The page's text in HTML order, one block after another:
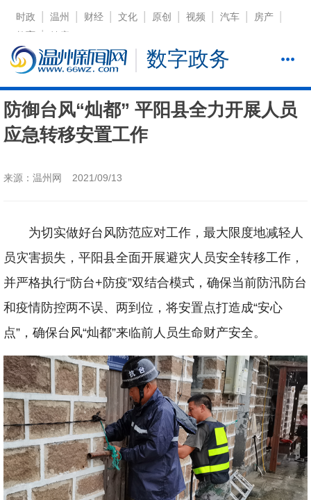
时政 温州 财经 文化 原创 视频 汽车 房产
教育 | 健康
数字政务
防御台风“灿都” 平阳县全力开展人员
应急转移安置工作
来源：温州网 2021/09/13
为切实做好台风防范应对工作，最大限度地减轻人
员灾害损失，平阳县全面开展避灾人员安全转移工作，
并严格执行“防台+防疫”双结合模式，确保当前防汛防台
和疫情防控两不误、两到位，将安置点打造成“安心
点”，确保台风“灿都”来临前人员生命财产安全。